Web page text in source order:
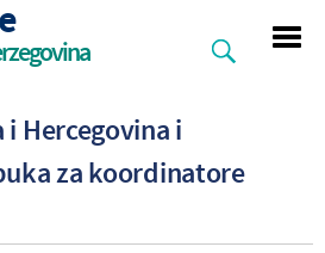
i Hercegovina i
za koordinatore